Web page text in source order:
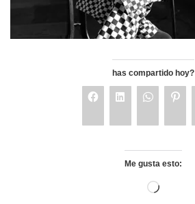
has compartido hoy?
Me gusta esto: